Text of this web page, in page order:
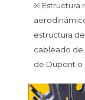
※ Estructura
estructura
cableado de
de Dupont o